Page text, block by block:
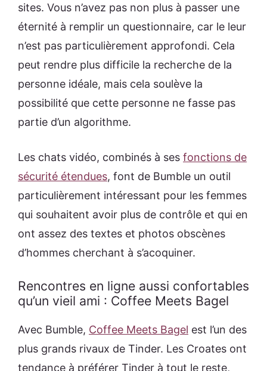
sites. Vous n’avez pas non plus à passer une
éternité à remplir un questionnaire, car le leur
n’est pas particulièrement approfondi. Cela
peut rendre plus difficile la recherche de la
personne idéale, mais cela soulève la
possibilité que cette personne ne fasse pas
partie d’un algorithme.
Les chats vidéo, combinés à ses fonctions de
sécurité étendues, font de Bumble un outil
particulièrement intéressant pour les femmes
qui souhaitent avoir plus de contrôle et qui en
ont assez des textes et photos obscènes
d’hommes cherchant à s’acoquiner.
Rencontres en ligne aussi confortables
qu’un vieil ami : Coffee Meets Bagel
Avec Bumble, Coffee Meets Bagel est l’un des
plus grands rivaux de Tinder. Les Croates ont
tendance à préférer Tinder à tout le reste,